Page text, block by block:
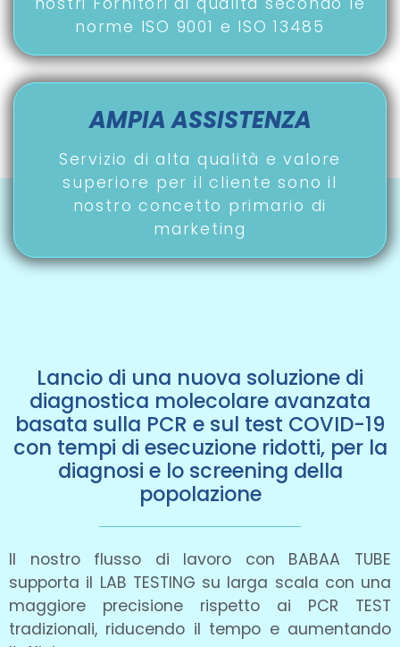
norme ISO 9001 e ISO 13485
AMPIA ASSISTENZA
Servizio di alta qualità e valore
superiore per il cliente sono il
nostro concetto primario di
marketing
Lancio di una nuova soluzione di
diagnostica molecolare avanzata
basata sulla PCR e sul test COVID-19
con tempi di esecuzione ridotti, per la
diagnosi e lo screening della
popolazione
Il nostro flusso di lavoro con BABAA TUBE
supporta il LAB TESTING su larga scala con una
maggiore precisione rispetto ai PCR TEST
tradizionali, riducendo il tempo e aumentando